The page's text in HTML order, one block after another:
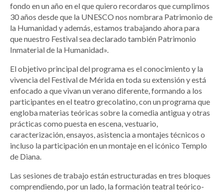
fondo en un año en el que quiero recordaros que cumplimos
30 años desde que la UNESCO nos nombrara Patrimonio de
la Humanidad y además, estamos trabajando ahora para
que nuestro Festival sea declarado también Patrimonio
Inmaterial de la Humanidad».
El objetivo principal del programa es el conocimiento y la
vivencia del Festival de Mérida en toda su extensión y está
enfocado a que vivan un verano diferente, formando a los
participantes en el teatro grecolatino, con un programa que
engloba materias teóricas sobre la comedia antigua y otras
prácticas como puesta en escena, vestuario,
caracterización, ensayos, asistencia a montajes técnicos o
incluso la participación en un montaje en el icónico Templo
de Diana.
Las sesiones de trabajo están estructuradas en tres bloques
comprendiendo, por un lado, la formación teatral teórico-